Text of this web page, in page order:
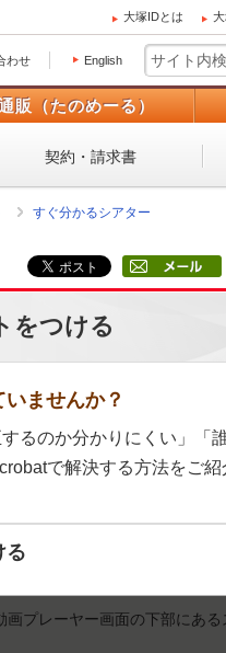
大塚IDとは
わせ English
販（たのめーる）
契約・請求書
すぐ分かるシアター
をつける
ませんか？
るのか分かりにくい」「
で解決する方法をご紹
る
プレーヤー画面の下部にあ